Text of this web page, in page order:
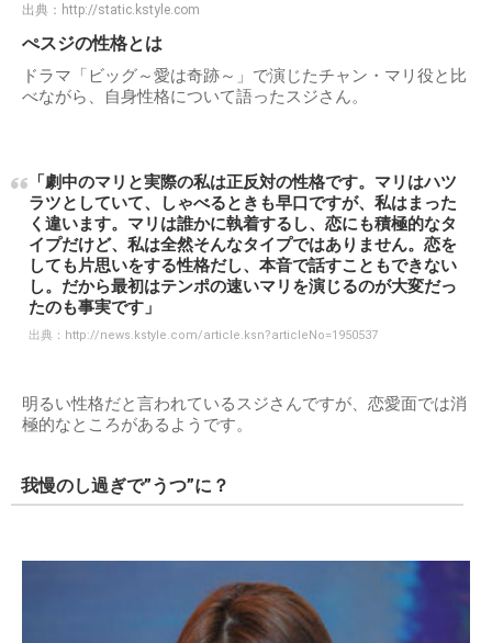
出典： http://static.kstyle.com
ぺスジの性格とは
ドラマ「ビッグ～愛は奇跡～」で演じたチャン・マリ役と比
べながら、自身性格について語ったスジさん。
「劇中のマリと実際の私は正反対の性格です。マリはハツ
ラツとしていて、しゃべるときも早口ですが、私はまった
く違います。マリは誰かに執着するし、恋にも積極的なタ
イプだけど、私は全然そんなタイプではありません。恋を
しても片思いをする性格だし、本音で話すこともできない
し。だから最初はテンポの速いマリを演じるのが大変だっ
たのも事実です」
出典： http://news.kstyle.com/article.ksn?articleNo=1950537
明るい性格だと言われているスジさんですが、恋愛面では消
極的なところがあるようです。
我慢のし過ぎで”うつ”に？